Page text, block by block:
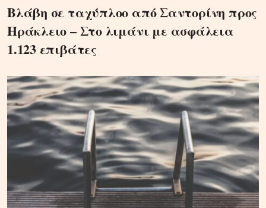
Βλάβη σε ταχύπλοο από Σαντορίνη προς
Ηράκλειο – Στο λιμάνι με ασφάλεια
1.123 επιβάτες